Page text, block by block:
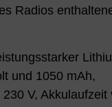
Radios
und 1050 mAh,
V, Akkulaufzeit